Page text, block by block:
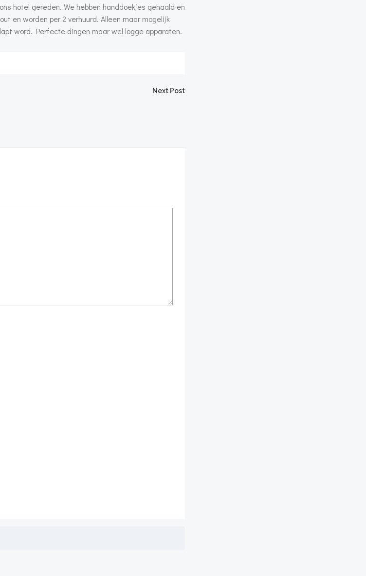
hotel gereden. We hebben handdoekjes gehaald en
en worden per 2 verhuurd. Alleen maar mogelijk
word. Perfecte dingen maar wel logge apparaten.
Next Post